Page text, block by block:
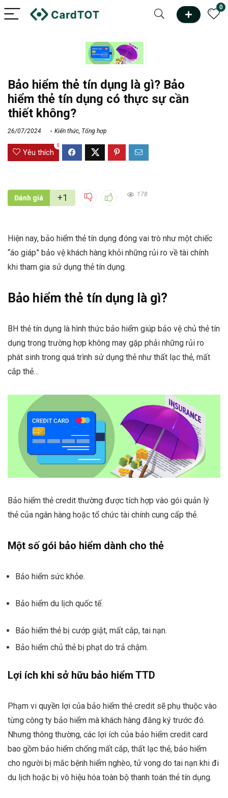
0
Bảo hiểm thẻ tín dụng là gì? Bảo
hiểm thẻ tín dụng có thực sự cần
thiết không?
26/07/2024 Kiến thức, Tổng hợp
Yêu thích
0
Đánh giá +1 178
Hiện nay, bảo hiểm thẻ tín dụng đóng vai trò như một chiếc
“áo giáp” bảo vệ khách hàng khỏi những rủi ro về tài chính
khi tham gia sử dụng thẻ tín dụng.
Bảo hiểm thẻ tín dụng là gì?
BH thẻ tín dụng là hình thức bảo hiểm giúp bảo vệ chủ thẻ tín
dụng trong trường hợp không may gặp phải những rủi ro
phát sinh trong quá trình sử dụng thẻ như thất lạc thẻ, mất
cắp thẻ…
Bảo hiểm thẻ credit thường được tích hợp vào gói quản lý
thẻ của ngân hàng hoặc tổ chức tài chính cung cấp thẻ.
Một số gói bảo hiểm dành cho thẻ
Bảo hiểm sức khỏe.
Bảo hiểm du lịch quốc tế.
Bảo hiểm thẻ bị cướp giật, mất cắp, tai nạn.
Bảo hiểm chủ thẻ bị phạt do trả chậm.
Lợi ích khi sở hữu bảo hiểm TTD
Phạm vi quyền lợi của bảo hiểm thẻ credit sẽ phụ thuộc vào
từng công ty bảo hiểm mà khách hàng đăng ký trước đó.
Nhưng thông thường, các lợi ích của bảo hiểm credit card
bao gồm bảo hiểm chống mất cắp, thất lạc thẻ, bảo hiểm
cho người bị mắc bệnh hiểm nghèo, tử vong do tai nạn khi đi
du lịch hoặc bị vô hiệu hóa toàn bộ thanh toán thẻ tín dụng.